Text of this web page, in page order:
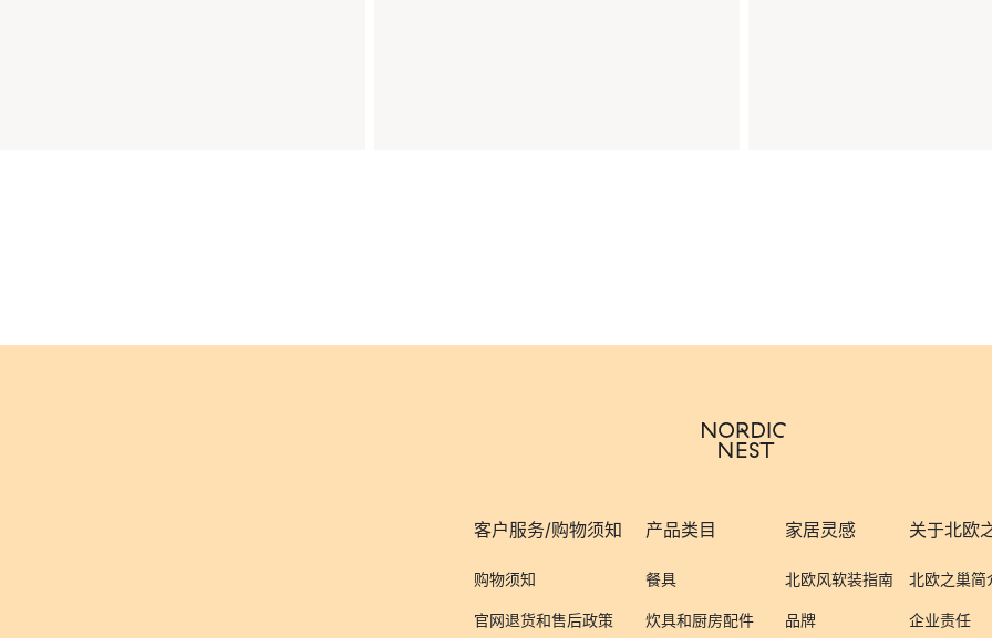
客户服务/购物须知
购物须知
官网退货和售后政策
产品类目
餐具
炊具和厨房配件
家居灵感
北欧风软装指南
品牌
关于北欧
北欧之巢简
企业责任